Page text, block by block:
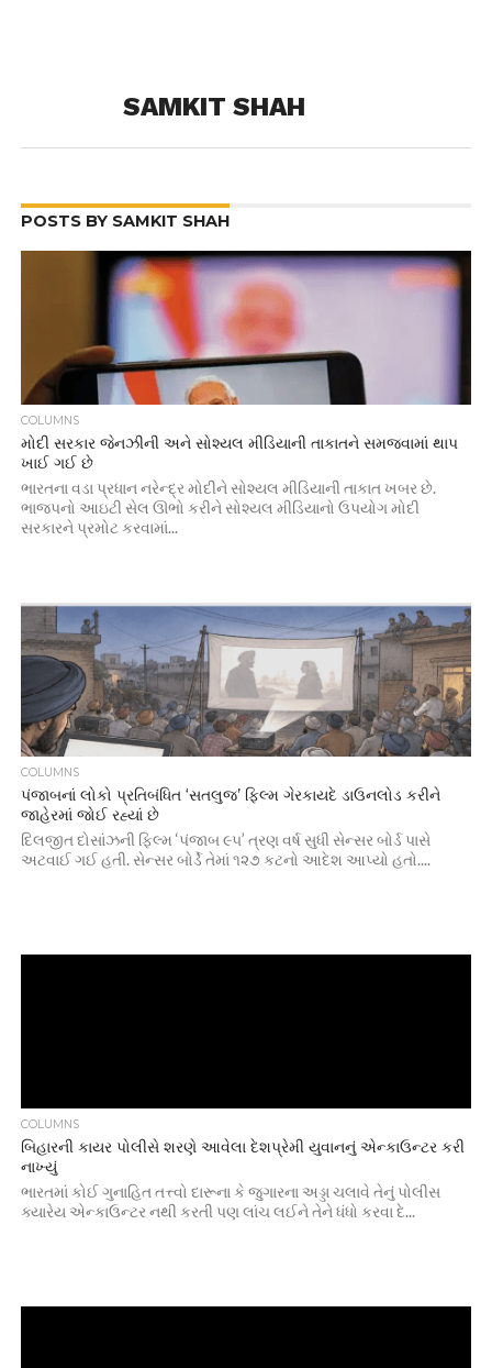
SAMKIT SHAH
POSTS BY SAMKIT SHAH
COLUMNS
મોદી સરકાર જેનઝીની અને સોશ્યલ મીડિયાની તાકાતને સમજવામાં થાપ
ખાઈ ગઈ છે
ભારતના વડા પ્રધાન નરેન્દ્ર મોદીને સોશ્યલ મીડિયાની તાકાત ખબર છે.
ભાજપનો આઇટી સેલ ઊભો કરીને સોશ્યલ મીડિયાનો ઉપયોગ મોદી
સરકારને પ્રમોટ કરવામાં...
COLUMNS
પંજાબનાં લોકો પ્રતિબંધિત ‘સતલુજ’ ફિલ્મ ગેરકાયદે ડાઉનલોડ કરીને
જાહેરમાં જોઈ રહ્યાં છે
દિલજીત દોસાંઝની ફિલ્મ ‘પંજાબ ૯૫’ ત્રણ વર્ષ સુધી સેન્સર બોર્ડ પાસે
અટવાઈ ગઈ હતી. સેન્સર બોર્ડે તેમાં ૧૨૭ કટનો આદેશ આપ્યો હતો....
COLUMNS
બિહારની કાયર પોલીસે શરણે આવેલા દેશપ્રેમી યુવાનનું એન્કાઉન્ટર કરી
નાખ્યું
ભારતમાં કોઈ ગુનાહિત તત્ત્વો દારૂના કે જુગારના અડ્ડા ચલાવે તેનું પોલીસ
ક્યારેય એન્કાઉન્ટર નથી કરતી પણ લાંચ લઈને તેને ધંધો કરવા દે...